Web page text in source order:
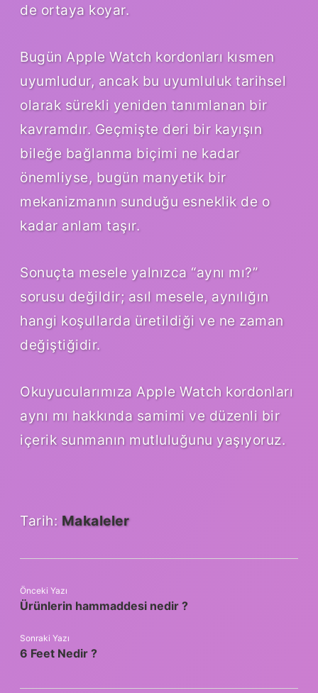
de ortaya koyar.
Bugün Apple Watch kordonları kısmen
uyumludur, ancak bu uyumluluk tarihsel
olarak sürekli yeniden tanımlanan bir
kavramdır. Geçmişte deri bir kayışın
bileğe bağlanma biçimi ne kadar
önemliyse, bugün manyetik bir
mekanizmanın sunduğu esneklik de o
kadar anlam taşır.
Sonuçta mesele yalnızca “aynı mı?”
sorusu değildir; asıl mesele, aynılığın
hangi koşullarda üretildiği ve ne zaman
değiştiğidir.
Okuyucularımıza Apple Watch kordonları
aynı mı hakkında samimi ve düzenli bir
içerik sunmanın mutluluğunu yaşıyoruz.
Tarih: Makaleler
Önceki Yazı
Ürünlerin hammaddesi nedir ?
Sonraki Yazı
6 Feet Nedir ?